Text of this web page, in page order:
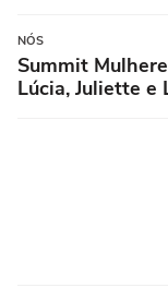
NÓS
Summit
Lúcia, Juliette e